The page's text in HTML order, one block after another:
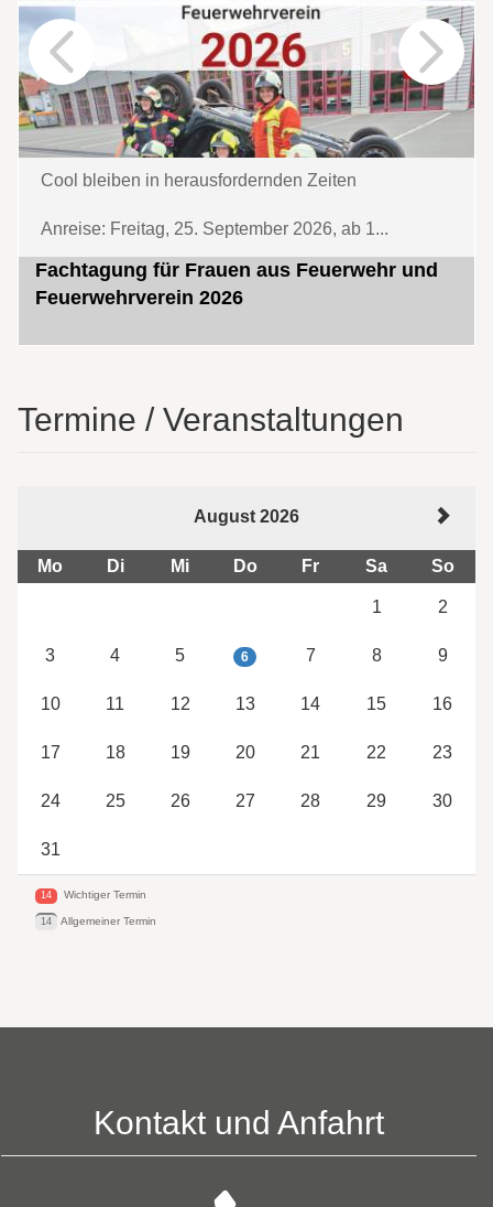
Fachtagung für Frauen aus Feuerwehr und
Feuerwehrverein 2026
Cool bleiben in herausfordernden Zeiten
Anreise: Freitag, 25. September 2026, ab 1...
Termine / Veranstaltungen
August 2026
Mo Di Mi Do Fr Sa So
1 2
3 4 5 6 7 8 9
10 11 12 13 14 15 16
17 18 19 20 21 22 23
24 25 26 27 28 29 30
31
14 Wichtiger Termin
14 Allgemeiner Termin
Kontakt und Anfahrt